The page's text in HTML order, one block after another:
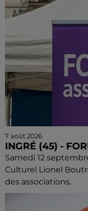
7 août 2026
INGRÉ (45) -
Samedi 12
Culturel Lionel
des associations.